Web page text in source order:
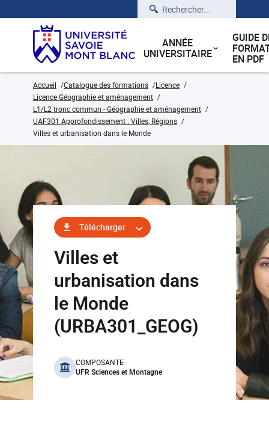
Rechercher
ANNÉE
UNIVERSITAIRE
GUIDE
EN PDF
Accueil Catalogue des formations
Licence
Licence Géographie et aménagement
L1/L2 tronc commun - Géographie et aménagement
UAF301 Approfondissement : Villes, Régions
Villes et urbanisation dans le Monde
Télécharger
Villes et
urbanisation dans
le Monde
(URBA301_GEOG)
benefits
COMPOSANTE
UFR Sciences et Montagne